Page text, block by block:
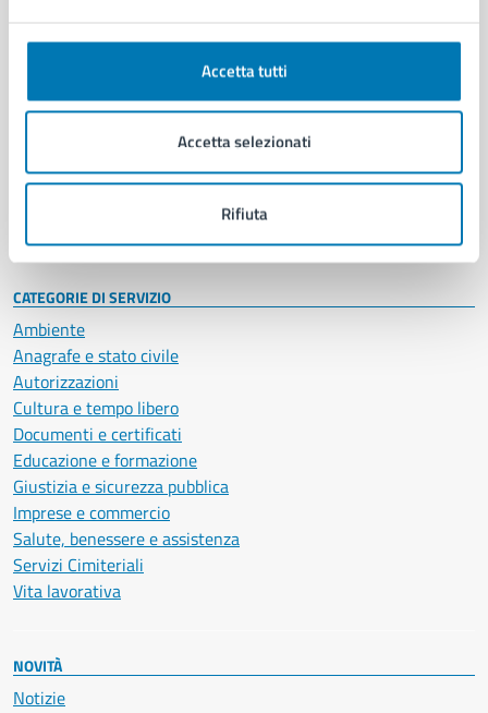
Accetta tutti
Accetta selezionati
Rifiuta
Organi di governo
Enti e fondazioni
Personale amministrativo
Intranet, posta aziendale e protocollo
CATEGORIE DI SERVIZIO
Ambiente
Anagrafe e stato civile
Autorizzazioni
Cultura e tempo libero
Documenti e certificati
Educazione e formazione
Giustizia e sicurezza pubblica
Imprese e commercio
Salute, benessere e assistenza
Servizi Cimiteriali
Vita lavorativa
NOVITÀ
Notizie